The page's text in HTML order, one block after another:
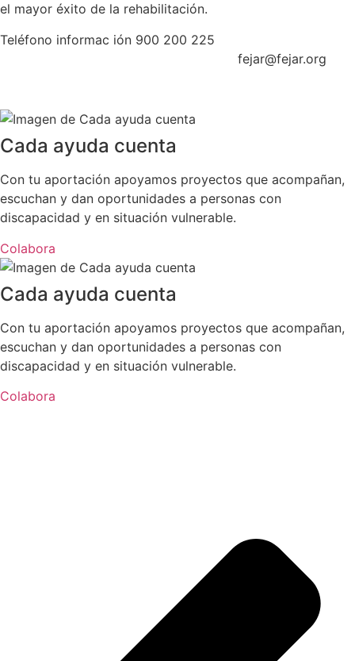
el mayor éxito de la rehabilitación.
Teléfono informac ión 900 200 225
fejar@fejar.org
Cada ayuda cuenta
Con tu aportación apoyamos proyectos que acompañan,
escuchan y dan oportunidades a personas con
discapacidad y en situación vulnerable.
Colabora
Cada ayuda cuenta
Con tu aportación apoyamos proyectos que acompañan,
escuchan y dan oportunidades a personas con
discapacidad y en situación vulnerable.
Colabora